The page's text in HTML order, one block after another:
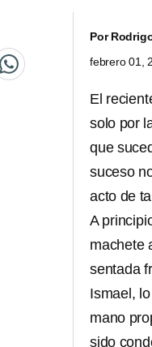
Por
febrero 01,
El
solo por
que
suceso
acto de
A
machete
sentada
Ismael,
mano
sido